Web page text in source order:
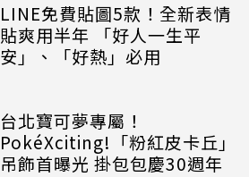
LINE免費貼圖5款！全新表情
貼爽用半年 「好人一生平
安」、「好熱」必用
台北寶可夢專屬！
PokéXciting!「粉紅皮卡丘」
吊飾首曝光 掛包包慶30週年